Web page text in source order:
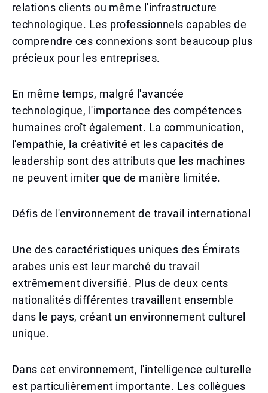
relations clients ou même l'infrastructure
technologique. Les professionnels capables de
comprendre ces connexions sont beaucoup plus
précieux pour les entreprises.
En même temps, malgré l'avancée
technologique, l'importance des compétences
humaines croît également. La communication,
l'empathie, la créativité et les capacités de
leadership sont des attributs que les machines
ne peuvent imiter que de manière limitée.
Défis de l'environnement de travail international
Une des caractéristiques uniques des Émirats
arabes unis est leur marché du travail
extrêmement diversifié. Plus de deux cents
nationalités différentes travaillent ensemble
dans le pays, créant un environnement culturel
unique.
Dans cet environnement, l'intelligence culturelle
est particulièrement importante. Les collègues